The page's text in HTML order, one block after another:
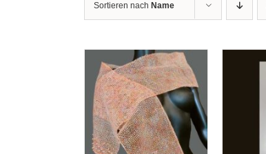
Sortieren nach Name